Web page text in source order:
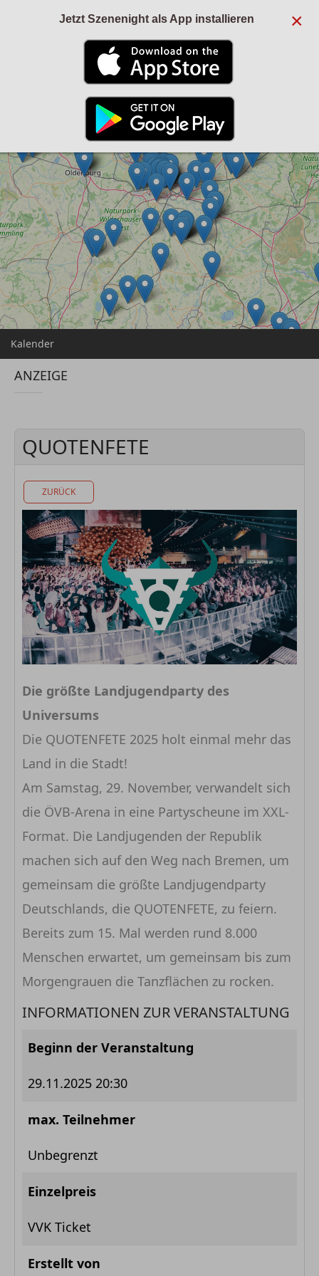
Kalender
ANZEIGE
QUOTENFETE
ZURÜCK
Die größte Landjugendparty des
Universums
Die QUOTENFETE 2025 holt einmal mehr das
Land in die Stadt!
Am Samstag, 29. November, verwandelt sich
die ÖVB-Arena in eine Partyscheune im XXL-
Format. Die Landjugenden der Republik
machen sich auf den Weg nach Bremen, um
gemeinsam die größte Landjugendparty
Deutschlands, die QUOTENFETE, zu feiern.
Bereits zum 15. Mal werden rund 8.000
Menschen erwartet, um gemeinsam bis zum
Morgengrauen die Tanzflächen zu rocken.
INFORMATIONEN ZUR VERANSTALTUNG
Beginn der Veranstaltung
29.11.2025 20:30
max. Teilnehmer
Unbegrenzt
Einzelpreis
VVK Ticket
Erstellt von
×
Jetzt Szenenight als App installieren